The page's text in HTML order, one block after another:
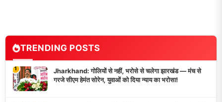
TRENDING POSTS
1
Jharkhand: गोलियों से नहीं, भरोसे से चलेगा झारखंड — मंच से
गरजे सीएम हेमंत सोरेन, युवाओं को दिया न्याय का भरोसा!